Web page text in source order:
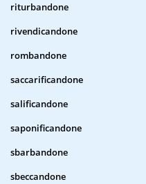
riturbandone
rivendicandone
rombandone
saccarificandone
salificandone
saponificandone
sbarbandone
sbeccandone